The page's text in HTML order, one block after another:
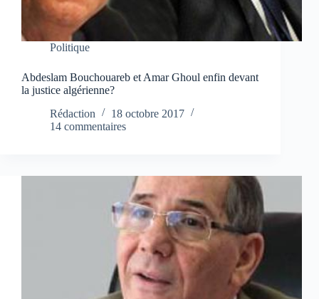
Politique
Abdeslam Bouchouareb et Amar Ghoul enfin devant
la justice algérienne?
Rédaction
18 octobre 2017
14 commentaires